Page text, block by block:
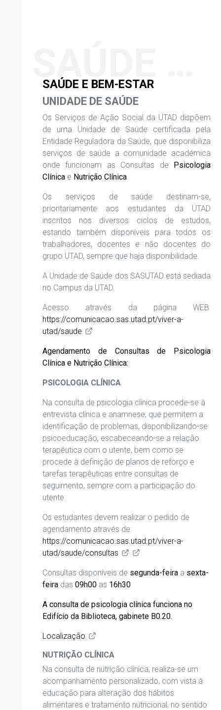
SAÚDE E BEM-ESTAR
UNIDADE DE SAÚDE
Os Serviços de Ação Social da UTAD dispõem
de uma Unidade de Saúde certificada pela
Entidade Reguladora da Saúde, que disponibiliza
serviços de saúde a comunidade académica
onde funcionam as Consultas de Psicologia
Clínica e Nutrição Clínica.
Os serviços de saúde destinam-se,
prioritariamente aos estudantes da UTAD
inscritos nos diversos ciclos de estudos,
estando também disponíveis para todos os
trabalhadores, docentes e não docentes do
grupo UTAD, sempre que haja disponibilidade.
A Unidade de Saúde dos SASUTAD está sediada
no Campus da UTAD.
Acesso através da página WEB:
https://comunicacao.sas.utad.pt/viver-a-
utad/saude
Agendamento de Consultas de
Psicologia
Clínica e Nutrição Clínica:
PSICOLOGIA CLÍNICA
Na consulta de psicologia clínica procede-se à
entrevista clínica e anamnese, que permitem a
identificação de problemas, disponibilizando-se
psicoeducação, escabeceando-se a relação
terapêutica com o utente, bem como se
procede à definição de planos de reforço e
tarefas terapêuticas entre consultas de
seguimento, sempre com a participação do
utente.
Os estudantes devem realizar o pedido de
agendamento através de:
https://comunicacao.sas.utad.pt/viver-a-
utad/saude/consultas
Consultas disponíveis de segunda-feira a sexta-
feira das 09h00 as 16h30
A consulta de psicologia clínica funciona no
Edifício da Biblioteca, gabinete B0.20.
Localização
NUTRIÇÃO CLÍNICA
Na consulta de nutrição clínica, realiza-se um
acompanhamento personalizado, com vista à
educação para alteração dos hábitos
alimentares e tratamento nutricional, no sentido